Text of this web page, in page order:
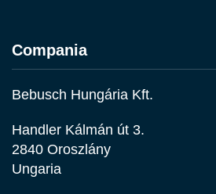
Compania
Bebusch Hungária Kft.
Handler Kálmán út 3.
2840 Oroszlány
Ungaria